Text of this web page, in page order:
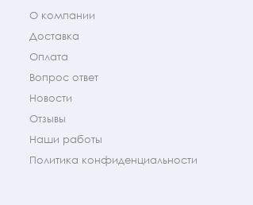
О компании
Доставка
Оплата
Вопрос ответ
Новости
Отзывы
Наши работы
Политика конфиденциальности